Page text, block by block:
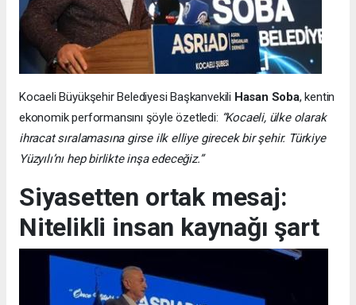
Kocaeli Büyükşehir Belediyesi Başkanvekili Hasan Soba, kentin
ekonomik performansını şöyle özetledi: “Kocaeli, ülke olarak
ihracat sıralamasına girse ilk elliye girecek bir şehir. Türkiye
Yüzyılı’nı hep birlikte inşa edeceğiz.”
Siyasetten ortak mesaj:
Nitelikli insan kaynağı şart